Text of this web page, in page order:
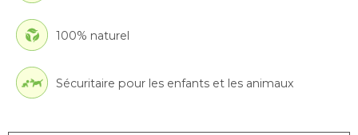
100% naturel
Sécuritaire pour les enfants et les animaux